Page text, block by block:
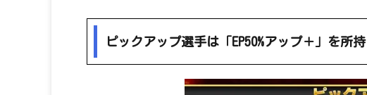
ピックアップ選手は「EP50%アップ＋」を所持